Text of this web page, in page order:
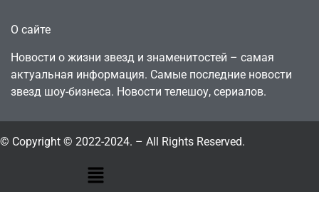
О сайте
Новости о жизни звезд и знаменитостей – самая
актуальная информация. Самые последние новости
звезд шоу-бизнеса. Новости телешоу, сериалов.
© Copyright © 2022-2024. – All Rights Reserved.